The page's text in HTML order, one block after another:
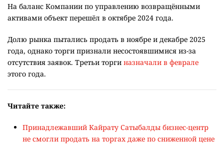
На баланс Компании по управлению возвращёнными
активами объект перешёл в октябре 2024 года.
Долю рынка пытались продать в ноябре и декабре 2025
года, однако торги признали несостоявшимися из-за
отсутствия заявок. Третьи торги назначали в феврале
этого года.
Читайте также:
Принадлежавший Кайрату Сатыбалды бизнес-центр
не смогли продать на торгах даже по сниженной цене